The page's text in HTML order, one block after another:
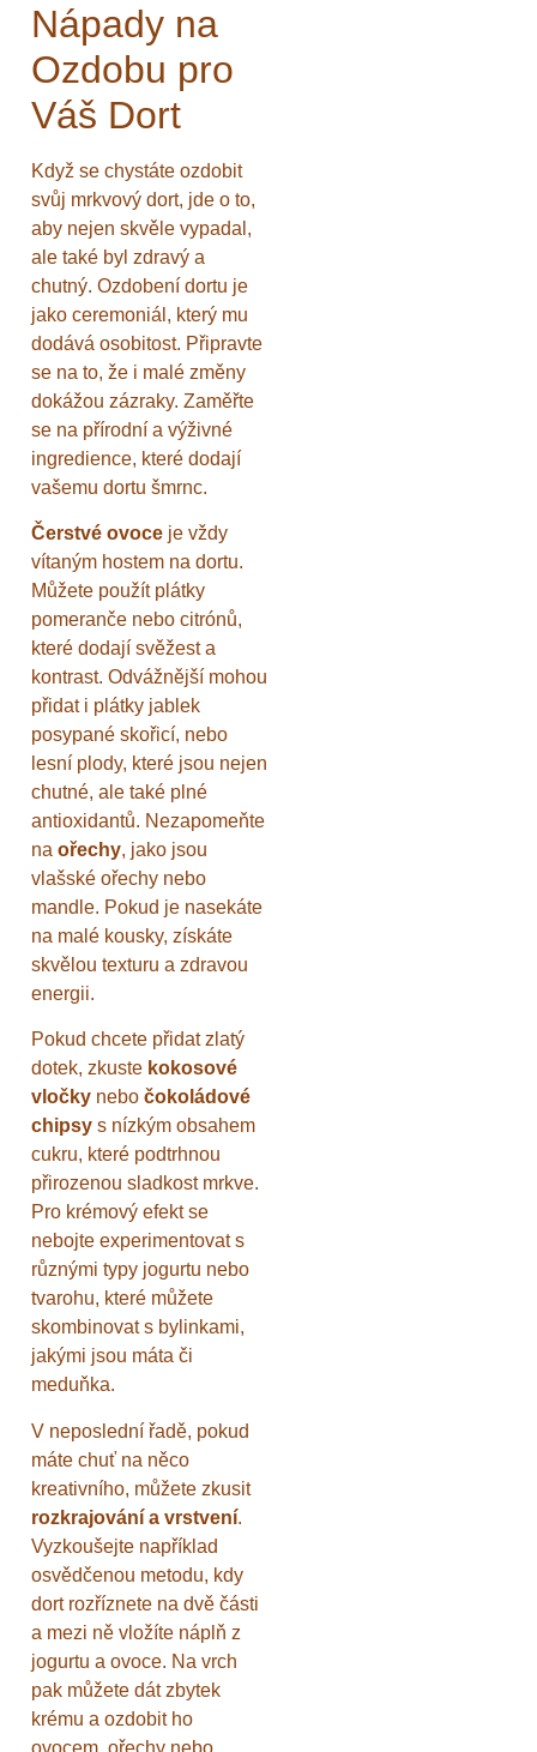
Nápady na
Ozdobu pro
Váš Dort
Když se chystáte ozdobit
svůj mrkvový dort, jde o to,
aby nejen skvěle vypadal,
ale také byl zdravý a
chutný. Ozdobení dortu je
jako ceremoniál, který mu
dodává osobitost. Připravte
se na to, že i malé změny
dokážou zázraky. Zaměřte
se na přírodní a výživné
ingredience, které dodají
vašemu dortu šmrnc.
Čerstvé ovoce je vždy
vítaným hostem na dortu.
Můžete použít plátky
pomeranče nebo citrónů,
které dodají svěžest a
kontrast. Odvážnější mohou
přidat i plátky jablek
posypané skořicí, nebo
lesní plody, které jsou nejen
chutné, ale také plné
antioxidantů. Nezapomeňte
na ořechy, jako jsou
vlašské ořechy nebo
mandle. Pokud je nasekáte
na malé kousky, získáte
skvělou texturu a zdravou
energii.
Pokud chcete přidat zlatý
dotek, zkuste kokosové
vločky nebo čokoládové
chipsy s nízkým obsahem
cukru, které podtrhnou
přirozenou sladkost mrkve.
Pro krémový efekt se
nebojte experimentovat s
různými typy jogurtu nebo
tvarohu, které můžete
skombinovat s bylinkami,
jakými jsou máta či
meduňka.
V neposlední řadě, pokud
máte chuť na něco
kreativního, můžete zkusit
rozkrajování a vrstvení.
Vyzkoušejte například
osvědčenou metodu, kdy
dort rozříznete na dvě části
a mezi ně vložíte náplň z
jogurtu a ovoce. Na vrch
pak můžete dát zbytek
krému a ozdobit ho
ovocem, ořechy nebo